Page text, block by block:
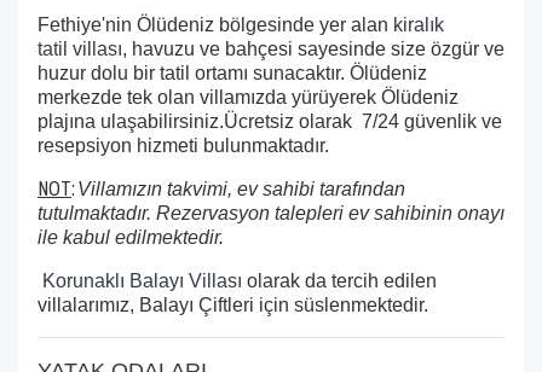
Fethiye'nin Ölüdeniz bölgesinde yer alan kiralık
tatil villası, havuzu ve bahçesi sayesinde size özgür ve
huzur dolu bir tatil ortamı sunacaktır. Ölüdeniz
merkezde tek olan villamızda yürüyerek Ölüdeniz
plajına ulaşabilirsiniz.Ücretsiz olarak 7/24 güvenlik ve
resepsiyon hizmeti bulunmaktadır.
NOT: Villamızın takvimi, ev sahibi tarafından
tutulmaktadır. Rezervasyon talepleri ev sahibinin onayı
ile kabul edilmektedir.
Korunaklı Balayı Villası olarak da tercih edilen
villalarımız, Balayı Çiftleri için süslenmektedir.